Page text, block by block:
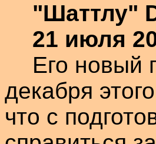
"Шаттлу"
21 июля
Его новый
декабря
что с